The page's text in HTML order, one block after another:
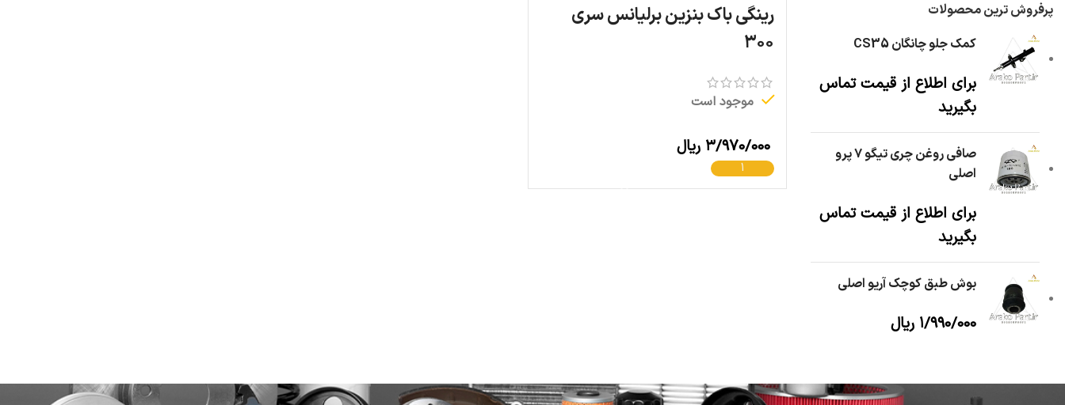
پرفروش ترین محصولات
کمک جلو چانگان CS35
برای اطلاع از قیمت تماس
بگیرید
صافی روغن چری تیگو ۷ پرو
اصلی
برای اطلاع از قیمت تماس
بگیرید
بوش طبق کوچک آریو اصلی
۱/۹۹۰/۰۰۰ ریال
رینگی باک بنزین برلیانس سری
۳۰۰
موجود است
۳/۹۷۰/۰۰۰ ریال